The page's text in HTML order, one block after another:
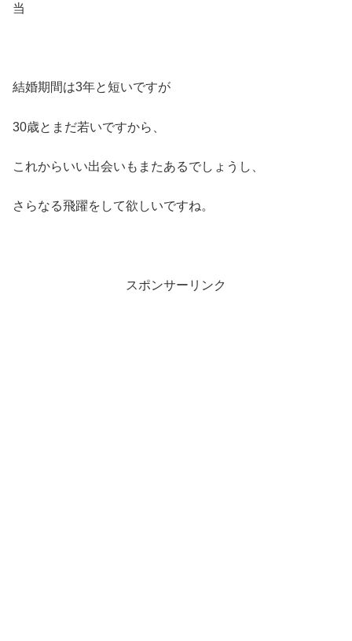
当
結婚期間は3年と短いですが
30歳とまだ若いですから、
これからいい出会いもまたあるでしょうし、
さらなる飛躍をして欲しいですね。
スポンサーリンク